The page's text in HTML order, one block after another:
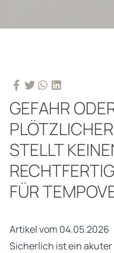
GEFAHR
STELLT
FÜR
Artikel vom 04.05.2026
Sicherlich ist ein